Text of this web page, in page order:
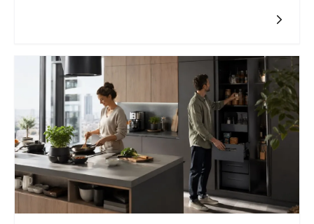
różnorodność stylów oraz indywidualne potrzeby
użytkowników to kluczowe aspekty, które powinny skłonić nas
do tej decyzji.